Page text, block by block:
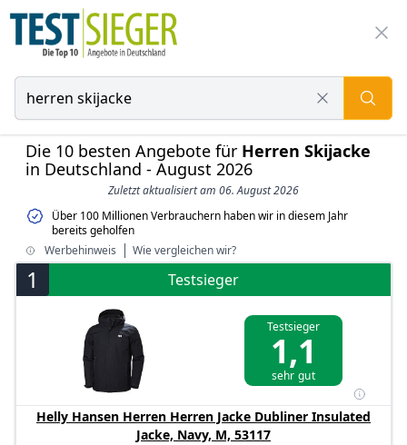
Die 10 besten Angebote für Herren Skijacke
in Deutschland - August 2026
Zuletzt aktualisiert am 06. August 2026
Über 100 Millionen Verbrauchern haben wir in diesem Jahr
bereits geholfen
Werbehinweis
Wie vergleichen wir?
1 Testsieger
Testsieger
1,1
sehr gut
Helly Hansen Herren Herren Jacke Dubliner Insulated
Jacke, Navy, M, 53117